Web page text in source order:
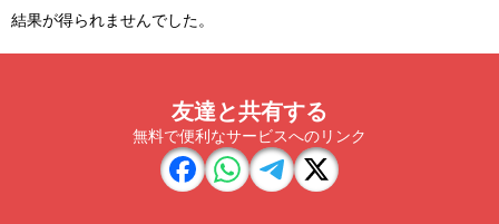
結果が得られませんでした。
友達と共有する
無料で便利なサービスへのリンク